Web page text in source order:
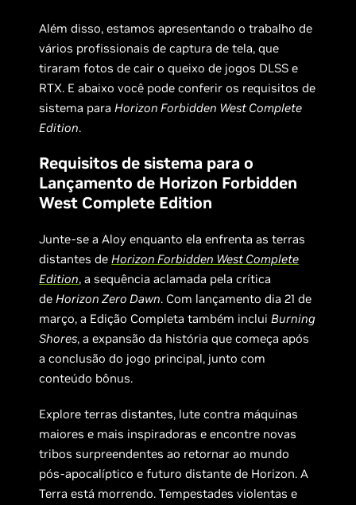
Além disso, estamos apresentando o trabalho de
vários profissionais de captura de tela, que
tiraram fotos de cair o queixo de jogos DLSS e
RTX. E abaixo você pode conferir os requisitos de
sistema paraHorizon Forbidden West Complete
Edition.
Requisitos de sistema para o
Lançamento de Horizon Forbidden
West Complete Edition
Junte-se a Aloy enquanto ela enfrenta as terras
distantes deHorizon Forbidden West Complete
Edition, a sequência aclamada pela crítica
deHorizon Zero Dawn. Com lançamento dia 21 de
março, a Edição Completa também incluiBurning
Shores, a expansão da história que começa após
a conclusão do jogo principal, junto com
conteúdo bônus.
Explore terras distantes, lute contra máquinas
maiores e mais inspiradoras e encontre novas
tribos surpreendentes ao retornar ao mundo
pós-apocalíptico e futuro distante de Horizon. A
Terra está morrendo. Tempestades violentas e